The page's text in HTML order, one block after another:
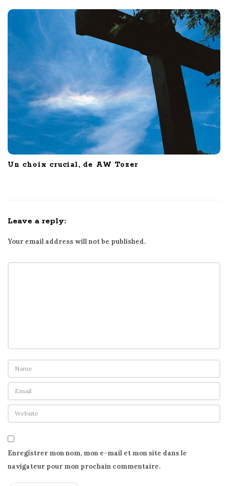
Un choix crucial, de AW Tozer
Leave a reply:
Your email address will not be published.
Enregistrer mon nom, mon e-mail et mon site dans le
navigateur pour mon prochain commentaire.